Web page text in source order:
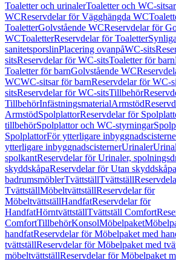
Toaletter och urinalerToaletter och WC-sitsar
WCReservdelar för Vägghängda WC
ToaletterGolvstående WCReservdelar för
WCToaletterReservdelar för Toaletter
sanitetsporslinPlacering ovanpåWC-sits
sitsReservdelar för WC-sitsToaletter för barn
Toaletter för barnGolvstående WC
WCWC-sitsar för barnReservdelar för WC-
sitsReservdelar för WC-sitsTillbehör
TillbehörInfästningsmaterialArmstöd
ArmstödSpolplattorReservdelar för
tillbehörSpolplattor och WC-styrningar
SpolplattorFör ytterligare
ytterligare inbyggnadscisternerUrinaler
spolkantReservdelar för Urinaler,
skyddskåpaReservdelar för Utan skyddskåpa
badrumsmöblerTvättställTvättställ
TvättställMöbeltvättställReservdelar för
MöbeltvättställHandfatReservdelar för
HandfatHörntvättställTvättställ Comfort
ComfortTillbehörKonsolMöbelpaket
handfatReservdelar för Möbelpaket med
tvättställReservdelar för Möbelpaket med
möbeltvättställReservdelar för Möbelpaket